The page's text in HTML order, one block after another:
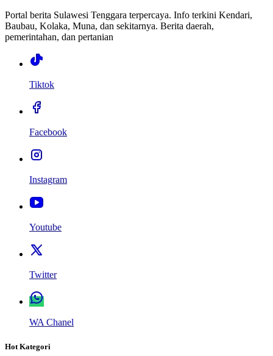
Portal berita Sulawesi Tenggara terpercaya. Info terkini Kendari,
Baubau, Kolaka, Muna, dan sekitarnya. Berita daerah,
pemerintahan, dan pertanian
Tiktok
Facebook
Instagram
Youtube
Twitter
WA Chanel
Hot Kategori